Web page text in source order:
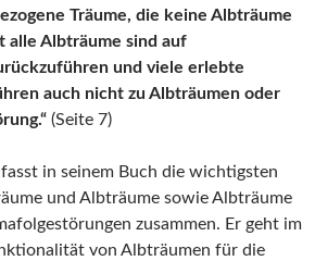
Träume, die keine Albträume
alle Albträume sind auf
und viele erlebte
auch nicht zu Albträumen oder
(Seite 7)
in seinem Buch die wichtigsten
und Albträume sowie Albträume
zusammen. Er geht im
von Albträumen für die